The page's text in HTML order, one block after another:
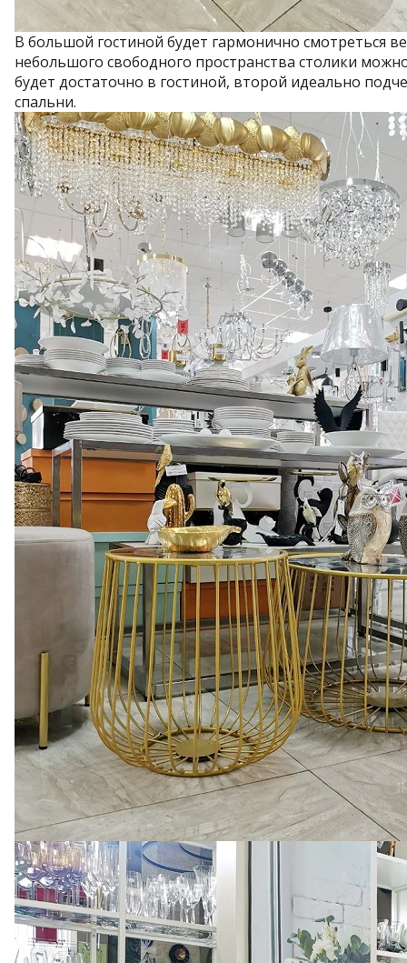
В большой гостиной будет гармонично смотреться
небольшого свободного пространства столики
будет достаточно в гостиной, второй идеально
спальни.